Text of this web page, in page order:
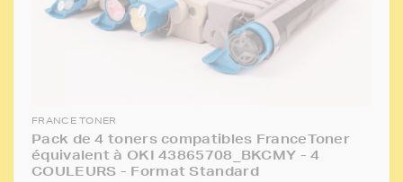
FRANCE TONER
Pack de 4 toners compatibles FranceToner
équivalent à OKI 43865708_BKCMY - 4
COULEURS - Format Standard